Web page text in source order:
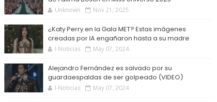
Unknown Nov 21, 2025
¿Katy Perry en la Gala MET? Estas imágenes
creadas por IA engañaron hasta a su madre
I-Noticias May 07, 2024
Alejandro Fernández es salvado por su
guardaespaldas de ser golpeado (VIDEO)
I-Noticias May 07, 2024